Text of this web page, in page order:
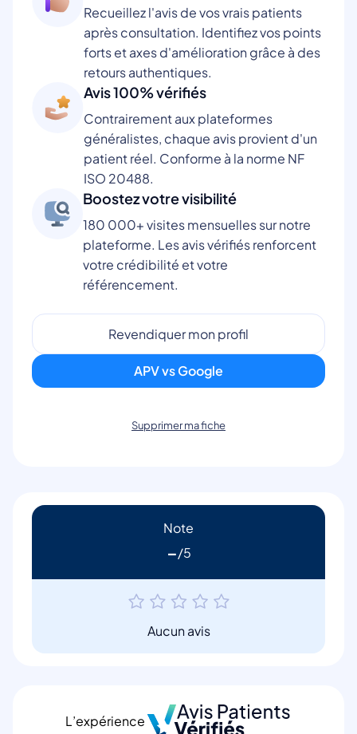
Recueillez l'avis de vos vrais patients
après consultation. Identifiez vos points
forts et axes d'amélioration grâce à des
retours authentiques.
Avis 100% vérifiés
Contrairement aux plateformes
généralistes, chaque avis provient d'un
patient réel. Conforme à la norme NF
ISO 20488.
Boostez votre visibilité
180 000+ visites mensuelles sur notre
plateforme. Les avis vérifiés renforcent
votre crédibilité et votre
référencement.
Revendiquer mon profil
APV vs Google
Supprimer ma fiche
Note
-
Aucun avis
L’expérience